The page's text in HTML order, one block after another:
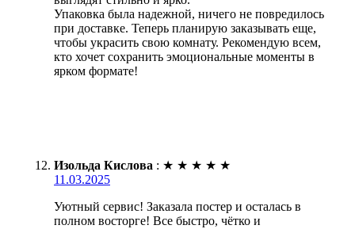
Упаковка была надежной, ничего не повредилось
при доставке. Теперь планирую заказывать еще,
чтобы украсить свою комнату. Рекомендую всем,
кто хочет сохранить эмоциональные моменты в
ярком формате!
Изольда Кислова : ★ ★ ★ ★ ★
11.03.2025
Уютный сервис! Заказала постер и осталась в
полном восторге! Все быстро, чётко и